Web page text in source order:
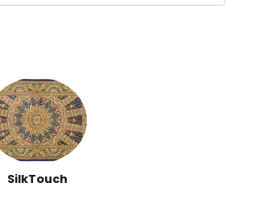
SilkTouch